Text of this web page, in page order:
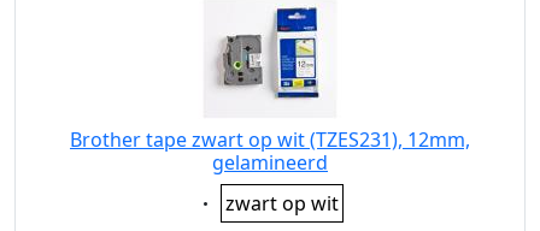
Brother tape zwart op wit (TZES231), 12mm,
gelamineerd
Eigenschaft:
zwart op wit